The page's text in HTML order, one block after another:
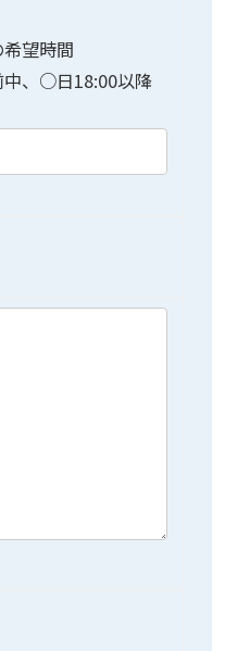
望時間
中、○日18:00以降